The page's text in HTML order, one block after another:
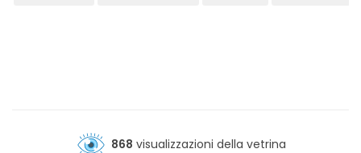
868 visualizzazioni della vetrina